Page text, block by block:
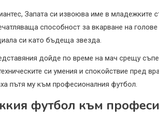
Запата си извоюва име в младежките
способност за вкарване на
си като бъдеща звезда.
дойде по време на мач срещу
си умения и спокойствие пред
пътя му към професионалния футбол.
футбол към